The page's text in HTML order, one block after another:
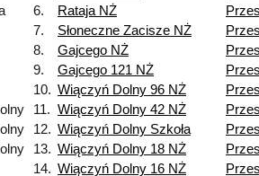
6. Rataja NŻ
7. Słoneczne Zacisze NŻ
8. Gajcego NŻ
9. Gajcego 121 NŻ
10. Wiączyń Dolny 96 NŻ
11. Wiączyń Dolny 42 NŻ
12. Wiączyń Dolny Szkoła
13. Wiączyń Dolny 18 NŻ
14. Wiączyń Dolny 16 NŻ